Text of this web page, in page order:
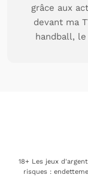
grâce aux
devant ma
handball,
18+ Les jeux
risques :